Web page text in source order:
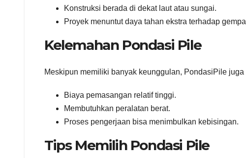
Konstruksi berada di dekat laut atau sungai.
Proyek menuntut daya tahan ekstra terhadap
Kelemahan Pondasi Pile
Meskipun memiliki banyak keunggulan, PondasiPile
Biaya pemasangan relatif tinggi.
Membutuhkan peralatan berat.
Proses pengerjaan bisa menimbulkan kebisingan.
Tips Memilih Pondasi Pile